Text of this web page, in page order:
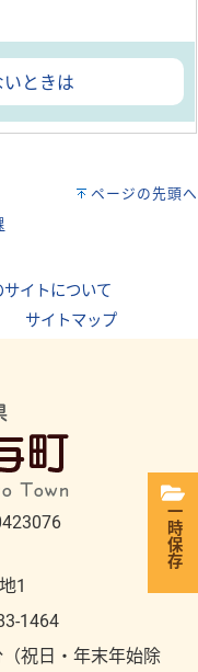
ときは
ページの先頭へ
サイトについて
サイトマップ
1
1464
祝⽇・年末年始除
一時保存